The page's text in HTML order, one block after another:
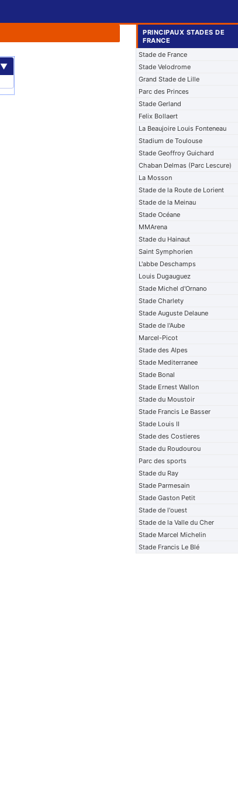
▼
PRINCIPAUX STADES DE
FRANCE
Stade de France
Stade Velodrome
Grand Stade de Lille
Parc des Princes
Stade Gerland
Felix Bollaert
La Beaujoire Louis Fonteneau
Stadium de Toulouse
Stade Geoffroy Guichard
Chaban Delmas (Parc Lescure)
La Mosson
Stade de la Route de Lorient
Stade de la Meinau
Stade Océane
MMArena
Stade du Hainaut
Saint Symphorien
L'abbe Deschamps
Louis Dugauguez
Stade Michel d'Ornano
Stade Charlety
Stade Auguste Delaune
Stade de l'Aube
Marcel-Picot
Stade des Alpes
Stade Mediterranee
Stade Bonal
Stade Ernest Wallon
Stade du Moustoir
Stade Francis Le Basser
Stade Louis II
Stade des Costieres
Stade du Roudourou
Parc des sports
Stade du Ray
Stade Parmesain
Stade Gaston Petit
Stade de l'ouest
Stade de la Valle du Cher
Stade Marcel Michelin
Stade Francis Le Blé